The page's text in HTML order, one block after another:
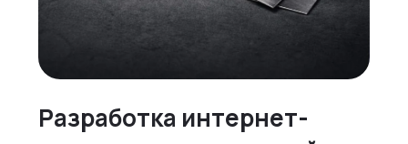
Разработка интернет-